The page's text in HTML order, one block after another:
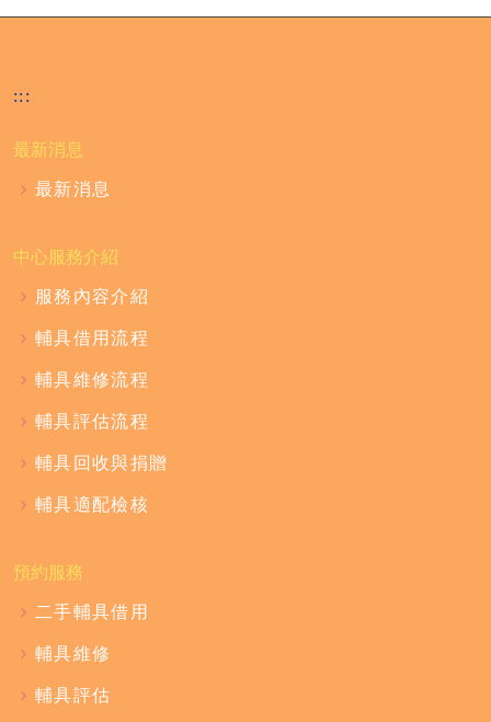
:::
最新消息
最新消息
中心服務介紹
服務內容介紹
輔具借用流程
輔具維修流程
輔具評估流程
輔具回收與捐贈
輔具適配檢核
預約服務
二手輔具借用
輔具維修
輔具評估